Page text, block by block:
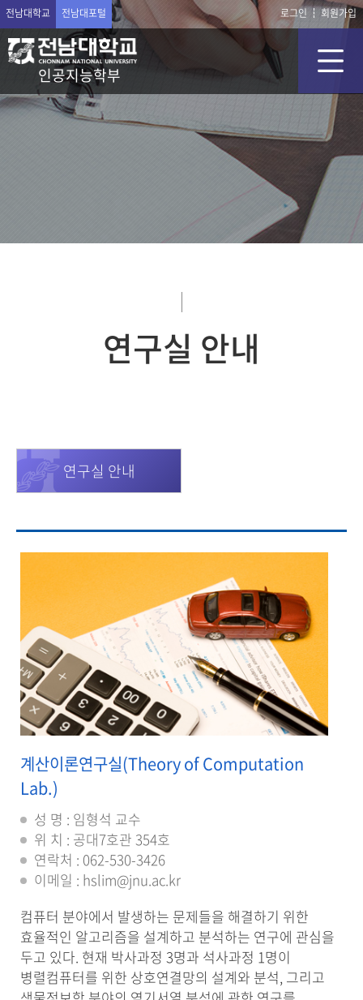
전남대학교 전남대포털 로그인 회원가입
인공지능학부
연구실 안내
연구실 안내
계산이론연구실(Theory of Computation
Lab.)
성 명 : 임형석 교수
위 치 : 공대7호관 354호
연락처 : 062-530-3426
이메일 : hslim@jnu.ac.kr
컴퓨터 분야에서 발생하는 문제들을 해결하기 위한
효율적인 알고리즘을 설계하고 분석하는 연구에 관심을
두고 있다. 현재 박사과정 3명과 석사과정 1명이
병렬컴퓨터를 위한 상호연결망의 설계와 분석, 그리고